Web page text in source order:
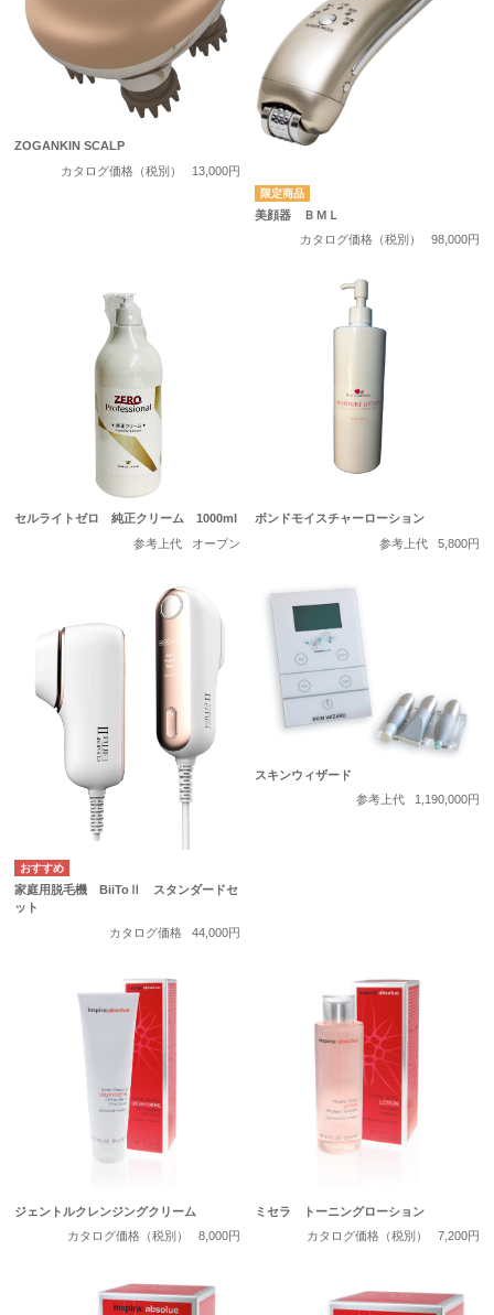
ZOGANKIN SCALP
カタログ価格（税別）
13,000円
美顔器 ＢＭＬ
カタログ価格（税別）
98,000円
セルライトゼロ 純正クリーム 1000ml
参考上代
オープン
ボンドモイスチャーローション
参考上代
5,800円
家庭用脱毛機 BiiToⅡ スタンダードセ
ット
カタログ価格
44,000円
スキンウィザード
参考上代
1,190,000円
ジェントルクレンジングクリーム
カタログ価格（税別）
8,000円
ミセラ トーニングローション
カタログ価格（税別）
7,200円